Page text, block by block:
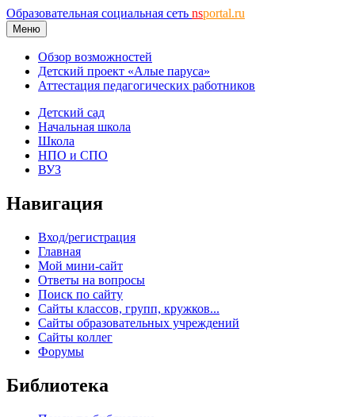
Образовательная социальная сеть nsportal.ru
Меню
Обзор возможностей
Детский проект «Алые паруса»
Аттестация педагогических работников
Детский сад
Начальная школа
Школа
НПО и СПО
ВУЗ
Навигация
Вход/регистрация
Главная
Мой мини-сайт
Ответы на вопросы
Поиск по сайту
Сайты классов, групп, кружков...
Сайты образовательных учреждений
Сайты коллег
Форумы
Библиотека